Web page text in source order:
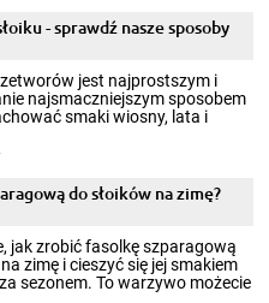
- sprawdź nasze sposoby
jest najprostszym i
najsmaczniejszym sposobem
smaki wiosny, lata i
by cieszyć nimi oko w sezonie
atmosferę cieplejszych
słoików ze
pozwolą zachować świeżość
do słoików na zimę?
jak zrobić fasolkę szparagową
zimę i cieszyć się jej smakiem
sezonem. To warzywo możecie